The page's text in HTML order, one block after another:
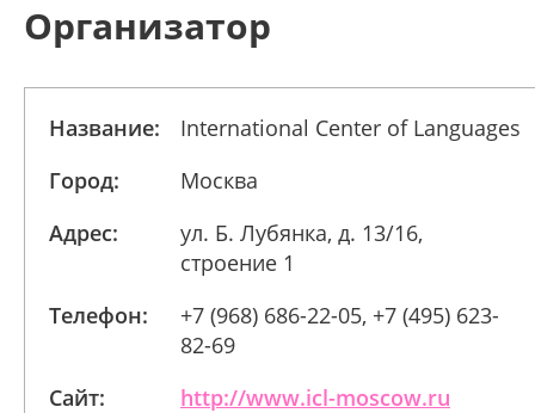
Организатор
Название:
International Center of Languages
Город:
Москва
Адрес:
ул. Б. Лубянка, д. 13/16,
строение 1
Телефон:
+7 (968) 686-22-05, +7 (495) 623-
82-69
Сайт:
http://www.icl-moscow.ru